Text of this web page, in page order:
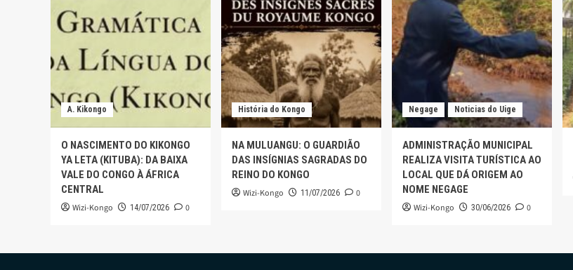
A. Kikongo
O NASCIMENTO DO KIKONGO
YA LETA (KITUBA): DA BAIXA
VALE DO CONGO À ÁFRICA
CENTRAL
Wizi-Kongo 14/07/2026 0
História do Kongo
NA MULUANGU: O GUARDIÃO
DAS INSÍGNIAS SAGRADAS DO
REINO DO KONGO
Wizi-Kongo 11/07/2026 0
Negage Noticias do Uige
ADMINISTRAÇÃO MUNICIPAL
REALIZA VISITA TURÍSTICA AO
LOCAL QUE DÁ ORIGEM AO
NOME NEGAGE
Wizi-Kongo 30/06/2026 0